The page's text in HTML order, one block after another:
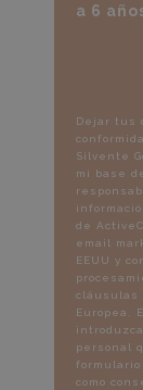
a 6
Dejar tus
Silvente
mi base
de
email
EEUU y
cláusulas
Europea.
personal
formulario
como